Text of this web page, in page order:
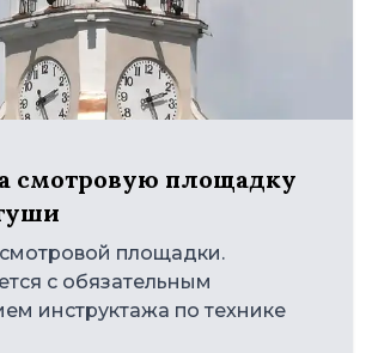
смотровую площадку
площадки.
с обязательным
инструктажа по технике